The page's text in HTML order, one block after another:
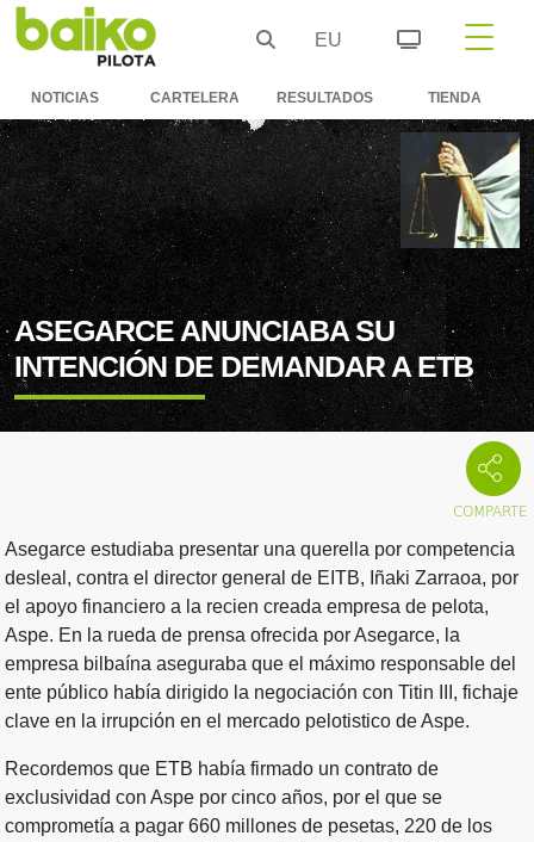
EU
NOTICIAS CARTELERA RESULTADOS TIENDA
ASEGARCE ANUNCIABA SU
INTENCIÓN DE DEMANDAR A ETB
Asegarce estudiaba presentar una querella por competencia
desleal, contra el director general de EITB, Iñaki Zarraoa, por
el apoyo financiero a la recien creada empresa de pelota,
Aspe. En la rueda de prensa ofrecida por Asegarce, la
empresa bilbaína aseguraba que el máximo responsable del
ente público había dirigido la negociación con Titin III, fichaje
clave en la irrupción en el mercado pelotistico de Aspe.
Recordemos que ETB había firmado un contrato de
exclusividad con Aspe por cinco años, por el que se
comprometía a pagar 660 millones de pesetas, 220 de los